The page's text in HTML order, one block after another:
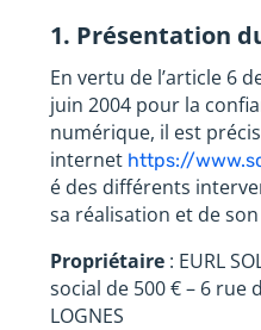
1. Présentation
En vertu de l’article 6
juin 2004 pour la
numérique, il est
internet https://
é des différents
sa réalisation et de
Propriétaire : EURL
social de 500 € – 6 rue
LOGNES